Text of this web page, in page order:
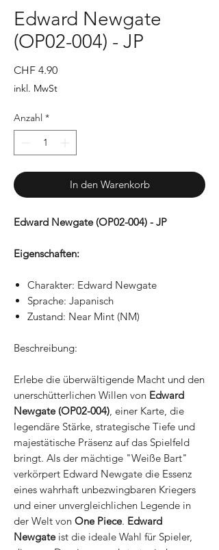
Edward Newgate
(OP02-004) - JP
CHF 4.90Preis
inkl. MwSt
Anzahl *
In den Warenkorb
Edward Newgate (OP02-004) - JP
Eigenschaften:
Charakter: Edward Newgate
Sprache: Japanisch
Zustand: Near Mint (NM)
Beschreibung:
Erlebe die überwältigende Macht und den
unerschütterlichen Willen von Edward
Newgate (OP02-004), einer Karte, die
legendäre Stärke, strategische Tiefe und
majestätische Präsenz auf das Spielfeld
bringt. Als der mächtige "Weiße Bart"
verkörpert Edward Newgate die Essenz
eines wahrhaft unbezwingbaren Kriegers
und einer unvergleichlichen Legende in
der Welt von One Piece. Edward
Newgateist die ideale Wahl für Spieler,